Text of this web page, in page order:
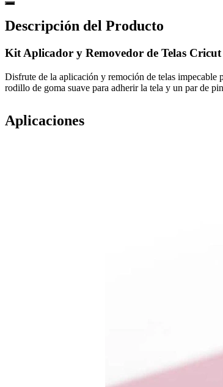
Descripción del Producto
Kit Aplicador y Removedor de Telas Cricut
Disfrute de la aplicación y remoción de telas impecable
rodillo de goma suave para adherir la tela y un par de
Aplicaciones